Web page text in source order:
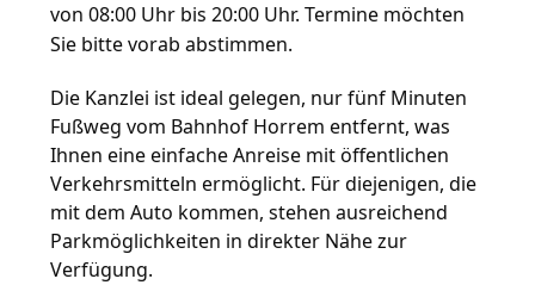
von 08:00 Uhr bis 20:00 Uhr. Termine möchten
Sie bitte vorab abstimmen.
Die Kanzlei ist ideal gelegen, nur fünf Minuten
Fußweg vom Bahnhof Horrem entfernt, was
Ihnen eine einfache Anreise mit öffentlichen
Verkehrsmitteln ermöglicht. Für diejenigen, die
mit dem Auto kommen, stehen ausreichend
Parkmöglichkeiten in direkter Nähe zur
Verfügung.